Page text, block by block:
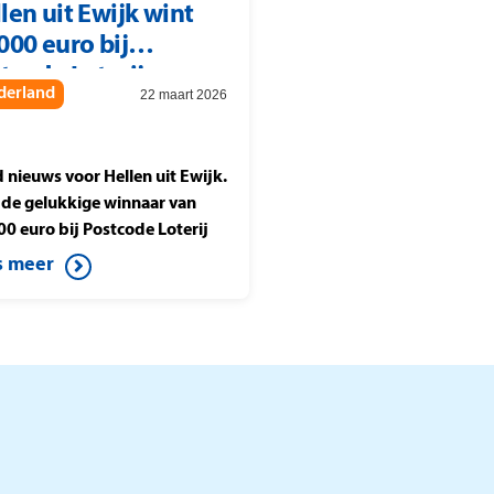
uit Ewijk wint
euro bij
Loterij
22 maart 2026
nieuws voor Hellen uit Ewijk.
gelukkige winnaar van
euro bij Postcode Loterij
Ze speelt de halve
tegen Berteld uit Gorssel en
meer